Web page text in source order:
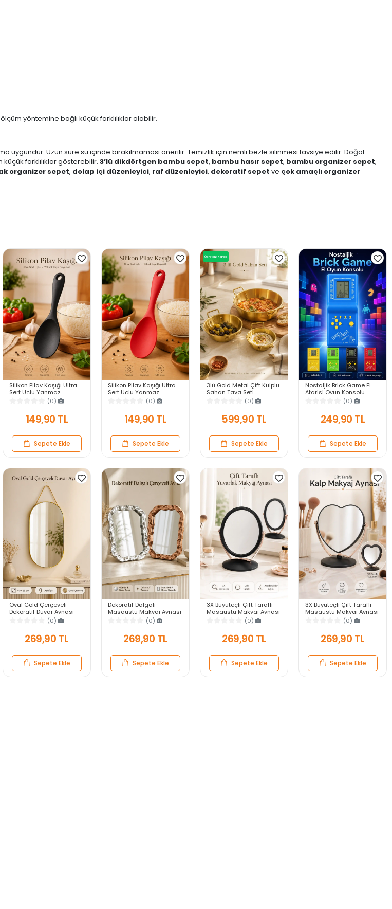
yöntemine bağlı küçük farklılıklar olabilir.
uygundur. Uzun süre su içinde bırakılmaması önerilir. Temizlik için nemli bezle silinmesi tavsiye edilir. Doğal
farklılıklar gösterebilir. 3’lü dikdörtgen bambu sepet, bambu hasır sepet, bambu organizer sepet,
organizer sepet, dolap içi düzenleyici, raf düzenleyici, dekoratif sepet ve çok amaçlı organizer
Silikon Pilav Kaşığı Ultra
Sert Uçlu Yanmaz
Yapışmaz Isıya Dayanıklı
Siyah Servis Yemek Kaşığı
(0)
149,90 TL
Sepete Ekle
Silikon Pilav Kaşığı Ultra
Sert Uçlu Yanmaz
Yapışmaz Isıya Dayanıklı
Kırmızı Servis Yemek
Kaşığı
(0)
149,90 TL
Sepete Ekle
Ücretsiz Kargo
3lü Gold Metal Çift Kulplu
Sahan Tava Seti
Kahvaltılık Meze
Menemen Mutfak Sofra
Sunum Kabı Seti
(0)
599,90 TL
Sepete Ekle
Nostaljik Brick Game El
Atarisi Oyun Konsolu
9999 in 1 Pilli Atari
Eğlenceli Çocuk Oyuncağı
(0)
249,90 TL
Sepete Ekle
Oval Gold Çerçeveli
Dekoratif Duvar Aynası
40x25 Askılı Modern
Salon Antre Banyo Yatak
Odası Aynası
(0)
269,90 TL
Sepete Ekle
Dekoratif Dalgalı
Masaüstü Makyaj Aynası
Gümüş Bakır Çerçeveli
Modern Yakın Duvar Ayna
(0)
269,90 TL
Sepete Ekle
3X Büyüteçli Çift Taraflı
Masaüstü Makyaj Aynası
Daire Siyah Rose Gold
Standlı Dekoratif Yakın
(0)
269,90 TL
Sepete Ekle
3X Büyüteçli Çift Taraflı
Masaüstü Makyaj Aynası
Kalpi Siyah Rose Gold
Standlı Dekoratif Yakın
(0)
269,90 TL
Sepete Ekle